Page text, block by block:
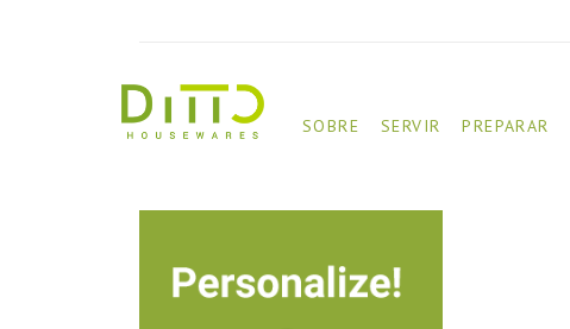
SOBRE SERVIR PREPARAR